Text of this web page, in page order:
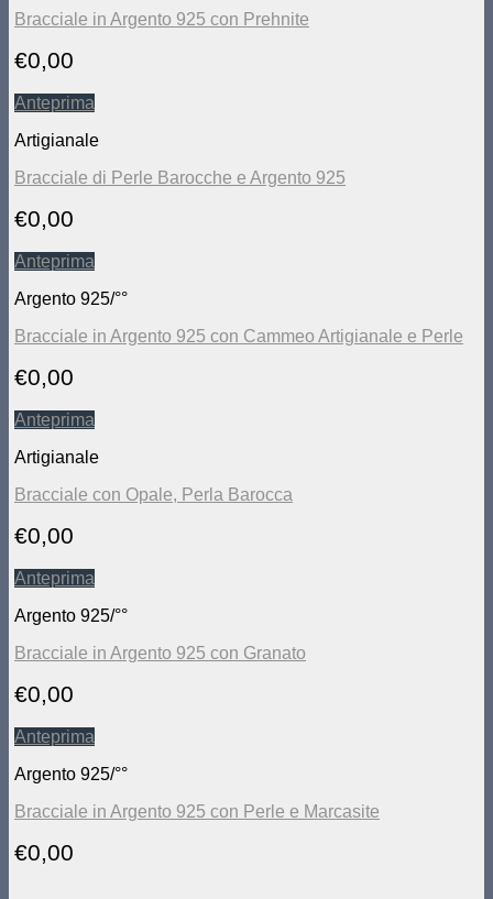
Bracciale in Argento 925 con Prehnite
€0,00
Anteprima
Artigianale
Bracciale di Perle Barocche e Argento 925
€0,00
Anteprima
Argento 925/°°
Bracciale in Argento 925 con Cammeo Artigianale e Perle
€0,00
Anteprima
Artigianale
Bracciale con Opale, Perla Barocca
€0,00
Anteprima
Argento 925/°°
Bracciale in Argento 925 con Granato
€0,00
Anteprima
Argento 925/°°
Bracciale in Argento 925 con Perle e Marcasite
€0,00